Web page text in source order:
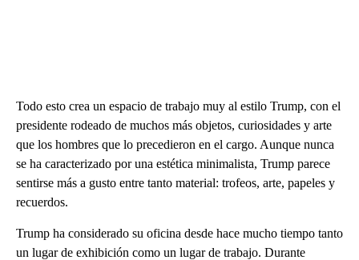
Todo esto crea un espacio de trabajo muy al estilo Trump, con el
presidente rodeado de muchos más objetos, curiosidades y arte
que los hombres que lo precedieron en el cargo. Aunque nunca
se ha caracterizado por una estética minimalista, Trump parece
sentirse más a gusto entre tanto material: trofeos, arte, papeles y
recuerdos.
Trump ha considerado su oficina desde hace mucho tiempo tanto
un lugar de exhibición como un lugar de trabajo. Durante